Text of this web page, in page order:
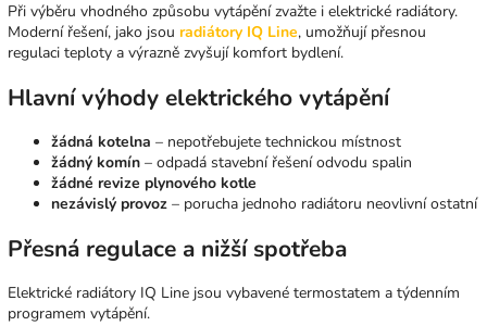
Při výběru vhodného způsobu vytápění zvažte i elektrické radiátory.
Moderní řešení, jako jsou radiátory IQ Line, umožňují přesnou
regulaci teploty a výrazně zvyšují komfort bydlení.
Hlavní výhody elektrického vytápění
žádná kotelna – nepotřebujete technickou místnost
žádný komín – odpadá stavební řešení odvodu spalin
žádné revize plynového kotle
nezávislý provoz – porucha jednoho radiátoru neovlivní ostatní
Přesná regulace a nižší spotřeba
Elektrické radiátory IQ Line jsou vybavené termostatem a týdenním
programem vytápění.